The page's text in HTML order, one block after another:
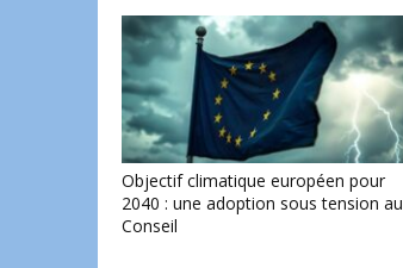
Objectif climatique européen pour
2040 : une adoption sous tension au
Conseil